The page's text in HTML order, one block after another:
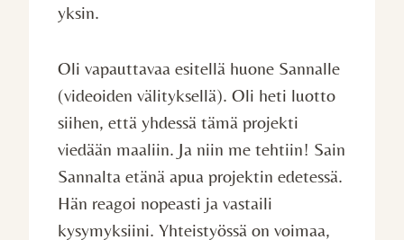
yksin.
Oli vapauttavaa esitellä huone Sannalle
(videoiden välityksellä). Oli heti luotto
siihen, että yhdessä tämä projekti
viedään maaliin. Ja niin me tehtiin! Sain
Sannalta etänä apua projektin edetessä.
Hän reagoi nopeasti ja vastaili
kysymyksiini. Yhteistyössä on voimaa,